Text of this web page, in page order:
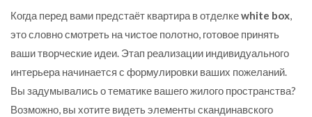
Когда перед вами предстаёт квартира в отделкеwhite box,
это словно смотреть на чистое полотно, готовое принять
ваши творческие идеи. Этап реализации индивидуального
интерьера начинается с формулировки ваших пожеланий.
Вы задумывались о тематике вашего жилого пространства?
Возможно, вы хотите видеть элементы скандинавского